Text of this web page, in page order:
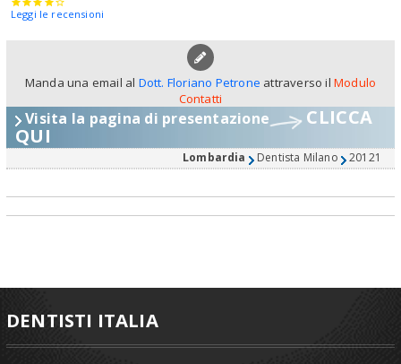
Leggi le recensioni
Manda una email al Dott. Floriano Petrone attraverso il Modulo
Contatti
Visita la pagina di presentazione CLICCA
QUI
Lombardia Dentista Milano 20121
DENTISTI ITALIA